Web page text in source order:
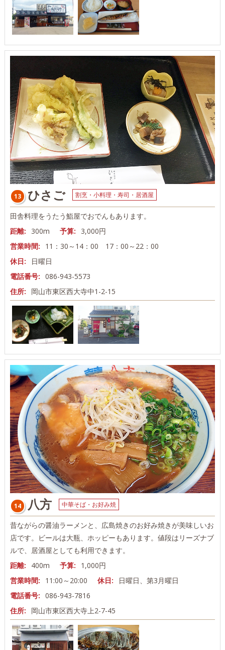
13 ひさご 割烹・小料理・寿司・居酒屋
田舎料理をうたう鮨屋でおでんもあります。
距離:
300m 予算:
3,000円
営業時間:
11：30～14：00 17：00～22：00
休日:
日曜日
電話番号: 086-943-5573
住所:
岡山市東区西大寺中1-2-15
14 八方 中華そば・お好み焼
昔ながらの醤油ラーメンと、広島焼きのお好み焼きが美味しいお
店です。ビールは大瓶、ホッピーもあります。値段はリーズナブ
ルで、居酒屋としても利用できます。
距離:
400m 予算:
1,000円
営業時間:
11:00～20:00 休日:
日曜日、第3月曜日
電話番号: 086-943-7816
住所:
岡山市東区西大寺上2-7-45